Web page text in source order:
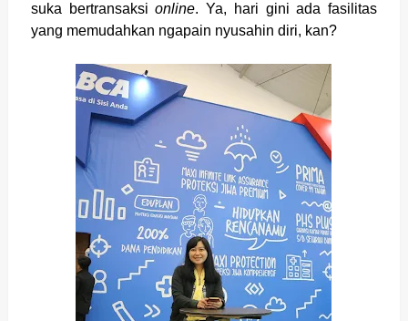
suka bertransaksionline. Ya, hari gini ada fasilitas
yang memudahkan ngapain nyusahin diri, kan?